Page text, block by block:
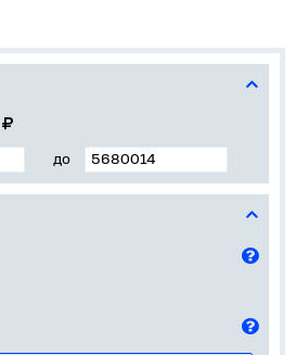
до